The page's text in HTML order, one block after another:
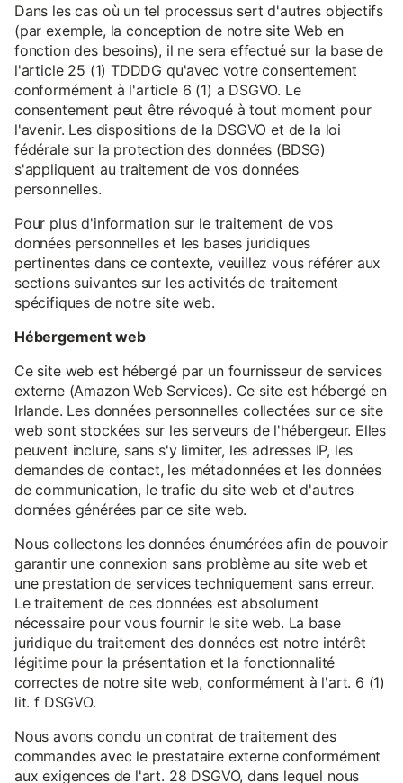
Dans les cas où un tel processus sert d'autres objectifs
(par exemple, la conception de notre site Web en
fonction des besoins), il ne sera effectué sur la base de
l'article 25 (1) TDDDG qu'avec votre consentement
conformément à l'article 6 (1) a DSGVO. Le
consentement peut être révoqué à tout moment pour
l'avenir. Les dispositions de la DSGVO et de la loi
fédérale sur la protection des données (BDSG)
s'appliquent au traitement de vos données
personnelles.
Pour plus d'information sur le traitement de vos
données personnelles et les bases juridiques
pertinentes dans ce contexte, veuillez vous référer aux
sections suivantes sur les activités de traitement
spécifiques de notre site web.
Hébergement web
Ce site web est hébergé par un fournisseur de services
externe (Amazon Web Services). Ce site est hébergé en
Irlande. Les données personnelles collectées sur ce site
web sont stockées sur les serveurs de l'hébergeur. Elles
peuvent inclure, sans s'y limiter, les adresses IP, les
demandes de contact, les métadonnées et les données
de communication, le trafic du site web et d'autres
données générées par ce site web.
Nous collectons les données énumérées afin de pouvoir
garantir une connexion sans problème au site web et
une prestation de services techniquement sans erreur.
Le traitement de ces données est absolument
nécessaire pour vous fournir le site web. La base
juridique du traitement des données est notre intérêt
légitime pour la présentation et la fonctionnalité
correctes de notre site web, conformément à l'art. 6 (1)
lit. f DSGVO.
Nous avons conclu un contrat de traitement des
commandes avec le prestataire externe conformément
aux exigences de l'art. 28 DSGVO, dans lequel nous